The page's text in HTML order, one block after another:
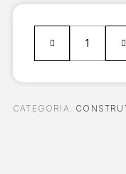
CATEGORIA: